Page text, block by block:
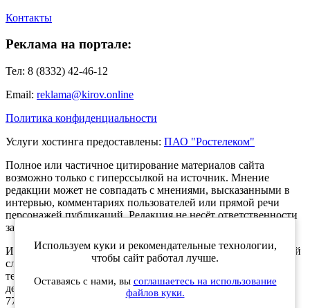
Контакты
Реклама на портале:
Тел: 8 (8332) 42-46-12
Email: reklama@kirov.online
Политика конфиденциальности
Услуги хостинга предоставлены: ПАО "Ростелеком"
Полное или частичное цитирование материалов сайта
возможно только с гиперссылкой на источник. Мнение
редакции может не совпадать с мнениями, высказанными в
интервью, комментариях пользователей или прямой речи
персонажей публикаций. Редакция не несёт ответственности
за текст комментариев читателей.
Интернет-портал Kirov.online зарегистрирован в Федеральной
службе по надзору в сфере связи, информационных
технологий и массовых коммуникаций (Роскомнадзор) 5
декабря 2019 года. Регистрационный номер ЭЛ № ФС 77 -
77189.
Используем куки и рекомендательные технологии,
чтобы сайт работал лучше.
Оставаясь с нами, вы соглашаетесь на использование
файлов куки.